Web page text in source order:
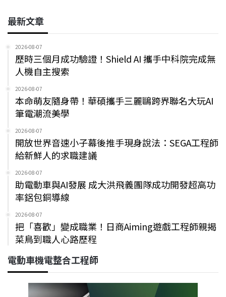
最新文章
2026-08-07
歷時三個月成功驗證！Shield AI 攜手中科院完成無
人機自主搜索
2026-08-07
本命萌友隨身帶！華碩攜手三麗鷗跨界聯名大玩AI
筆電潮流美學
2026-08-07
開放世界音速小子幕後推手現身說法：SEGA工程師
給新鮮人的求職建議
2026-08-07
助電動車與AI發展 成大洪飛義團隊成功開發超高功
率鋁包銅導線
2026-08-07
把「喜歡」變成職業！日商Aiming遊戲工程師親揭
菜鳥到職人心路歷程
電動車機電整合工程師